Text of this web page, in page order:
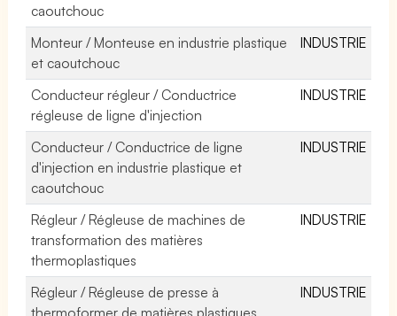
caoutchouc
Monteur / Monteuse en industrie plastique
et caoutchouc
INDUSTRIE
Conducteur régleur / Conductrice
régleuse de ligne d'injection
INDUSTRIE
Conducteur / Conductrice de ligne
d'injection en industrie plastique et
caoutchouc
INDUSTRIE
Régleur / Régleuse de machines de
transformation des matières
thermoplastiques
INDUSTRIE
Régleur / Régleuse de presse à
thermoformer de matières plastiques
INDUSTRIE